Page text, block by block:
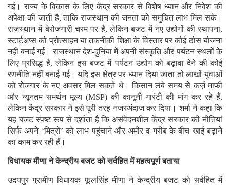
गई। राज्य के विकास के लिए केंद्र सरकार से विशेष ध्यान और निवेश की
अपेक्षा की जाती है, ताकि राजस्थान की जनता को समुचित लाभ मिल सके।
राजस्थान में बेरोजगारी चरम पर है, लेकिन बजट में नए उद्योगों की स्थापना,
स्टार्टअप्स को प्रोत्साहन या तकनीकी शिक्षा के विस्तार पर कोई ठोस योजना
नहीं बनाई गई। राजस्थान देश-दुनिया में अपनी संस्कृति और पर्यटन स्थलों के
लिए प्रसिद्ध है, लेकिन इस बजट में पर्यटन उद्योग को बढ़ावा देने की कोई
रणनीति नहीं बनाई गई। यदि इस क्षेत्र पर ध्यान दिया जाता तो लाखों युवाओं
को रोजगार के नए अवसर मिल सकते थे। किसान लंबे समय से कर्ज़ माफी
और न्यूनतम समर्थन मूल्य (MSP) की कानूनी गारंटी की मांग कर रहे हैं,
लेकिन केंद्र सरकार ने इसे पूरी तरह नजरअंदाज कर दिया। शर्मा ने कहा कि
यह बजट स्पष्ट रूप से दर्शाता है कि असंवेदनशील केंद्र सरकार की नीतियां
सिर्फ अपने ‘मित्रों’ को लाभ पहुंचाने और अमीर व गरीब के बीच खाई बढ़ाने
का काम कर रही हैं।
विधायक मीणा ने केन्द्रीय बजट को सर्वहित में महत्वपूर्ण बताया
उदयपुर ग्रामीण विधायक फूलसिंह मीणा ने केन्द्रीय बजट को सर्वहित में